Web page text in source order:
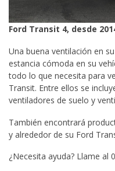
Ford Transit 4, desde
Una buena ventilación en
estancia cómoda en su
todo lo que necesita para
Transit. Entre ellos se
ventiladores de suelo y
También encontrará
y alrededor de su Ford
¿Necesita ayuda? Llame al